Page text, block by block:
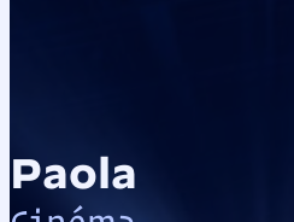
Paola